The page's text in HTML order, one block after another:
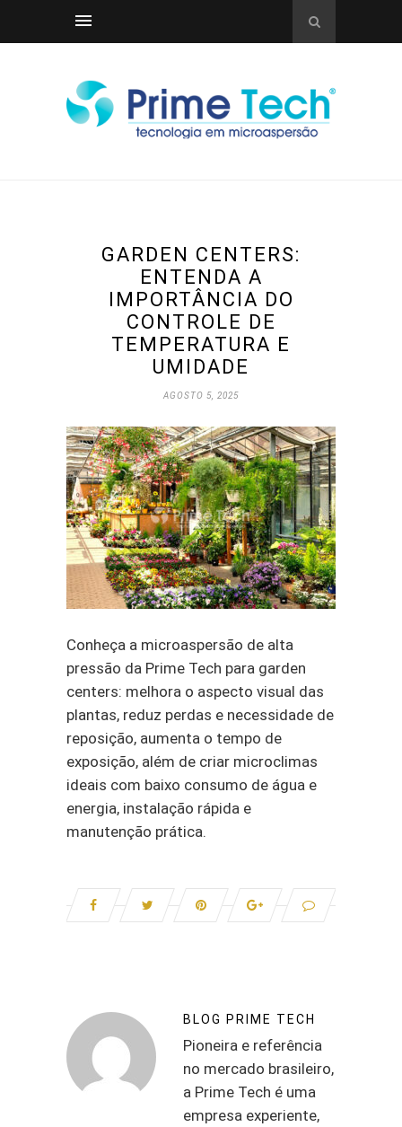
GARDEN CENTERS:
ENTENDA A
IMPORTÂNCIA DO
CONTROLE DE
TEMPERATURA E
UMIDADE
AGOSTO 5, 2025
Conheça a microaspersão de alta
pressão da Prime Tech para garden
centers: melhora o aspecto visual das
plantas, reduz perdas e necessidade de
reposição, aumenta o tempo de
exposição, além de criar microclimas
ideais com baixo consumo de água e
energia, instalação rápida e
manutenção prática.
BLOG PRIME TECH
Pioneira e referência
no mercado brasileiro,
a Prime Tech é uma
empresa experiente,